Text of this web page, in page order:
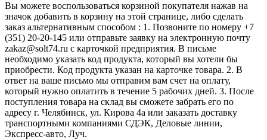
Вы можете воспользоваться корзиной покупателя нажав на
значок добавить в корзину на этой странице, либо сделать
заказ альтернативным способом : 1. Позвоните по номеру +7
(351) 20-20-145 или отправьте заявку на электронную почту
zakaz@solt74.ru с карточкой предприятия. В письме
необходимо указать код продукта, который вы хотели бы
приобрести. Код продукта указан на карточке товара. 2. В
ответ на ваше письмо мы отправим вам счет на оплату,
который нужно оплатить в течение 5 рабочих дней. 3. После
поступления товара на склад вы сможете забрать его по
адресу г. Челябинск, ул. Кирова 4а или заказать доставку
транспортными компаниями СДЭК, Деловые линии,
Экспресс-авто, Луч.